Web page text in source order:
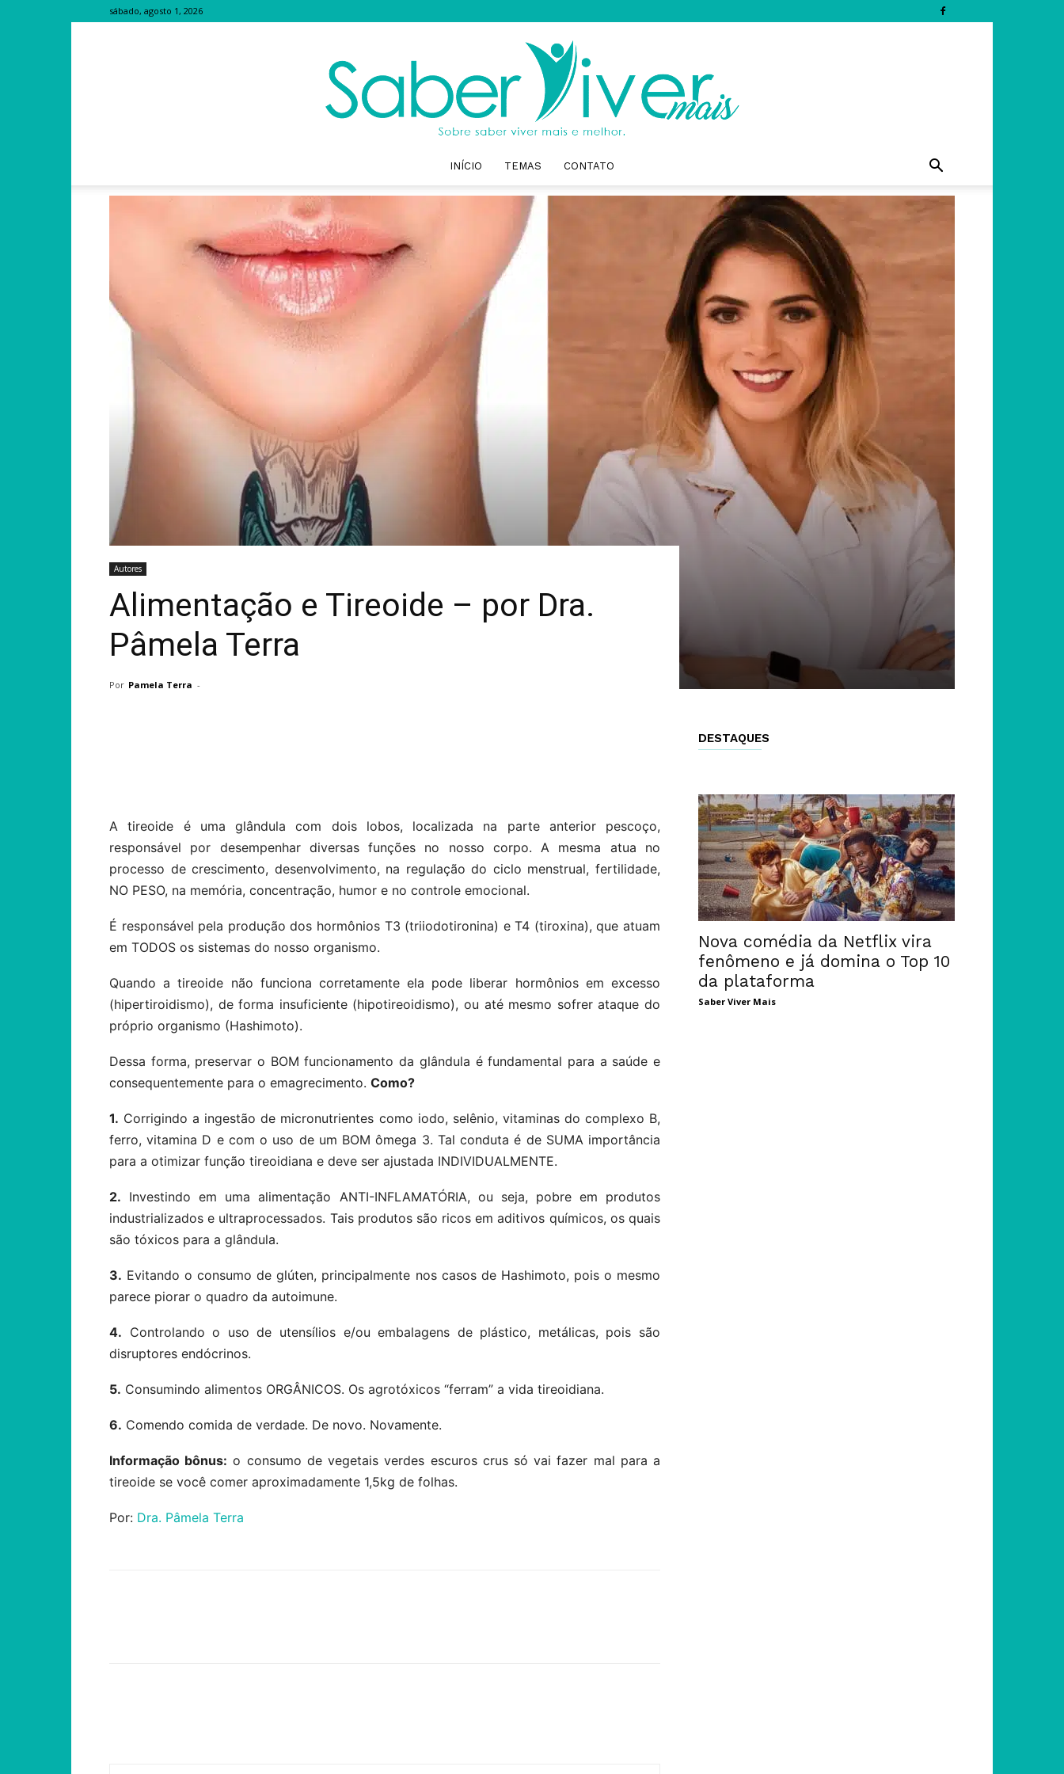
sábado, agosto 1, 2026
Saber
INÍCIO TEMAS CONTATO
Autores
Alimentação e Tireoide – por Dra.
Pâmela Terra
Por Pamela Terra -
A tireoide é uma glândula com dois lobos, localizada na parte anterior pescoço,
responsável por desempenhar diversas funções no nosso corpo. A mesma atua no
processo de crescimento, desenvolvimento, na regulação do ciclo menstrual, fertilidade,
NO PESO, na memória, concentração, humor e no controle emocional.
É responsável pela produção dos hormônios T3 (triiodotironina) e T4 (tiroxina), que atuam
em TODOS os sistemas do nosso organismo.
Quando a tireoide não funciona corretamente ela pode liberar hormônios em excesso
(hipertiroidismo), de forma insuficiente (hipotireoidismo), ou até mesmo sofrer ataque do
próprio organismo (Hashimoto).
Dessa forma, preservar o BOM funcionamento da glândula é fundamental para a saúde e
consequentemente para o emagrecimento. Como?
1. Corrigindo a ingestão de micronutrientes como iodo, selênio, vitaminas do complexo B,
ferro, vitamina D e com o uso de um BOM ômega 3. Tal conduta é de SUMA importância
para a otimizar função tireoidiana e deve ser ajustada INDIVIDUALMENTE.
2. Investindo em uma alimentação ANTI-INFLAMATÓRIA, ou seja, pobre em produtos
industrializados e ultraprocessados. Tais produtos são ricos em aditivos químicos, os quais
são tóxicos para a glândula.
3. Evitando o consumo de glúten, principalmente nos casos de Hashimoto, pois o mesmo
parece piorar o quadro da autoimune.
4. Controlando o uso de utensílios e/ou embalagens de plástico, metálicas, pois são
disruptores endócrinos.
5. Consumindo alimentos ORGÂNICOS. Os agrotóxicos “ferram” a vida tireoidiana.
6. Comendo comida de verdade. De novo. Novamente.
Informação bônus: o consumo de vegetais verdes escuros crus só vai fazer mal para a
tireoide se você comer aproximadamente 1,5kg de folhas.
Por: Dra. Pâmela Terra
DESTAQUES
Nova comédia da Netflix vira
fenômeno e já domina o Top 10
da plataforma
Saber Viver Mais